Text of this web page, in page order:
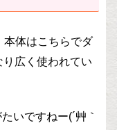
行できない
本体はこちらでダ
広く使われてい
いですねー(´艸｀